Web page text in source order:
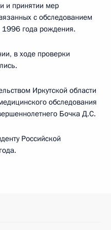
и принятии мер
с обследованием
года рождения.
в ходе проверки
Иркутской области
обследования
Бочка Д.С.
Российской